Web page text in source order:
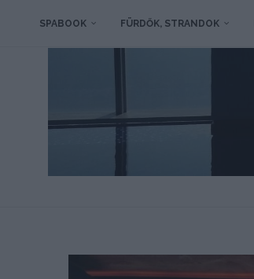
SPABOOK FÜRDŐK, STRANDOK